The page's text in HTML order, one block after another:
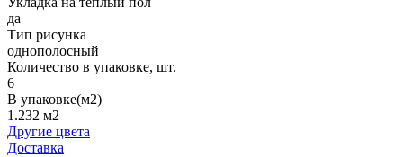
да
Тип рисунка
однополосный
Количество в упаковке, шт.
6
В упаковке(м2)
1.232 м2
Другие цвета
Доставка